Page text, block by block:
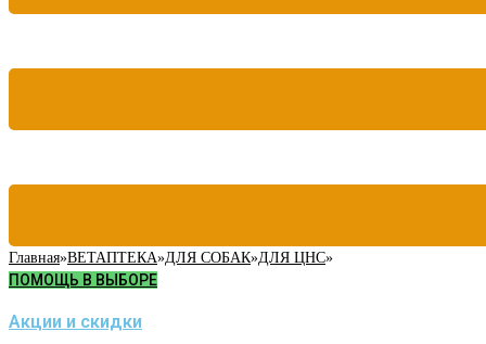
Главная»ВЕТАПТЕКА»ДЛЯ СОБАК»ДЛЯ ЦНС»
ПОМОЩЬ В ВЫБОРЕ
Акции и скидки